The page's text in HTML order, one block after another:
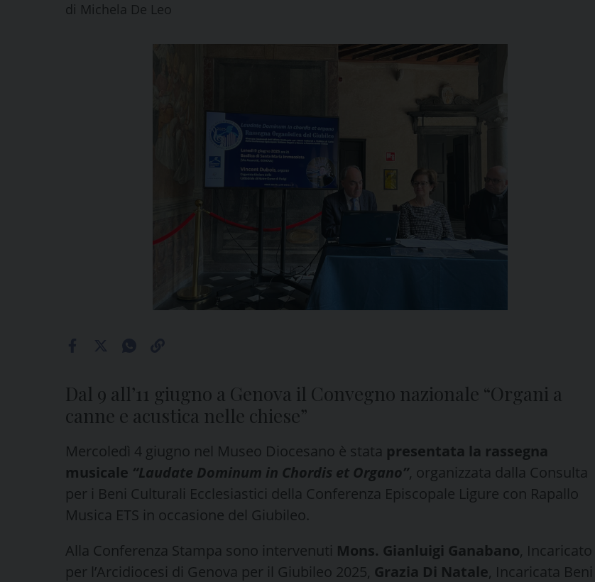
di Michela De Leo
Dal 9 all’11 giugno a Genova il Convegno nazionale “Organi a
canne e acustica nelle chiese”
Mercoledì 4 giugno nel Museo Diocesano è stata presentata la rassegna
musicale “Laudate Dominum in Chordis et Organo”, organizzata dalla Consulta
per i Beni Culturali Ecclesiastici della Conferenza Episcopale Ligure con Rapallo
Musica ETS in occasione del Giubileo.
Alla Conferenza Stampa sono intervenuti Mons. Gianluigi Ganabano, Incaricato
per l’Arcidiocesi di Genova per il Giubileo 2025, Grazia Di Natale, Incaricata Beni